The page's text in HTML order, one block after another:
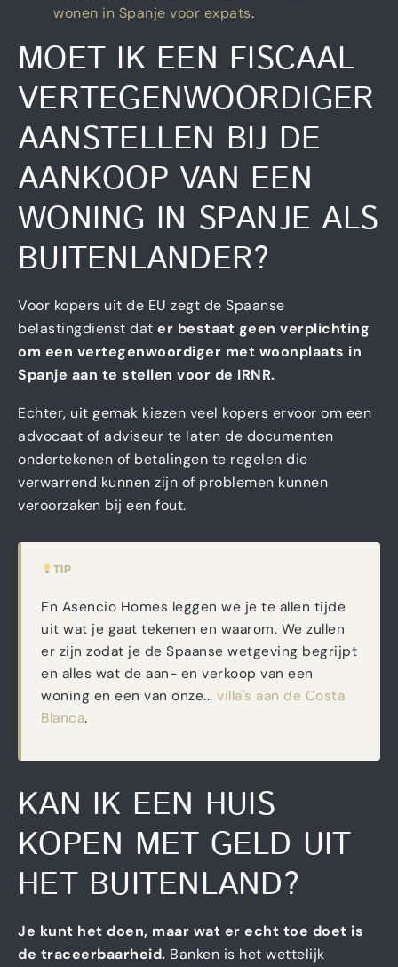
wonen in Spanje voor expats.
MOET IK EEN FISCAAL
VERTEGENWOORDIGER
AANSTELLEN BIJ DE
AANKOOP VAN EEN
WONING IN SPANJE ALS
BUITENLANDER?
Voor kopers uit de EU zegt de Spaanse
belastingdienst dat er bestaat geen verplichting
om een vertegenwoordiger met woonplaats in
Spanje aan te stellen voor de IRNR.
Echter, uit gemak kiezen veel kopers ervoor om een
advocaat of adviseur te laten de documenten
ondertekenen of betalingen te regelen die
verwarrend kunnen zijn of problemen kunnen
veroorzaken bij een fout.
TIP
En Asencio Homes leggen we je te allen tijde
uit wat je gaat tekenen en waarom. We zullen
er zijn zodat je de Spaanse wetgeving begrijpt
en alles wat de aan- en verkoop van een
woning en een van onze... villa's aan de Costa
Blanca.
KAN IK EEN HUIS
KOPEN MET GELD UIT
HET BUITENLAND?
Je kunt het doen, maar wat er echt toe doet is
de traceerbaarheid. Banken is het wettelijk